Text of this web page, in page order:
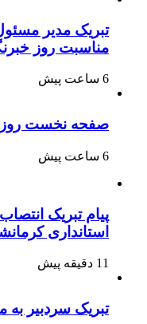
تبریک مدیر
مناسبت روز
6 ساعت پیش
صفحه نخست
6 ساعت پیش
پیام تبریک
استانداری
11 دقیقه پیش
تبریک سردبیر به